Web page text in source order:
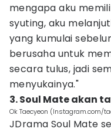
mengapa aku
syuting, aku
yang kumulai
berusaha untuk
secara tulus, jadi
menyukainya."
3. Soul Mate akan
Ok Taecyeon (Instagram.com/
JDrama Soul Mate